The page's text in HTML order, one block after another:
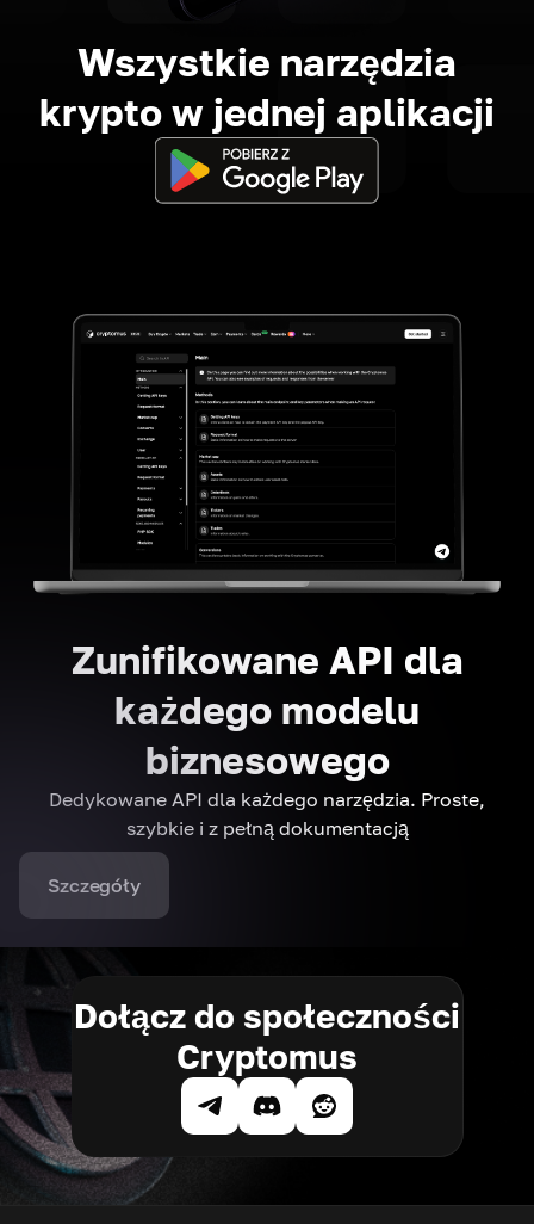
Wszystkie narzędzia
krypto w jednej aplikacji
Zunifikowane API dla
każdego modelu
biznesowego
Dedykowane API dla każdego narzędzia. Proste,
szybkie i z pełną dokumentacją
Szczegóły
Dołącz do społeczności
Cryptomus